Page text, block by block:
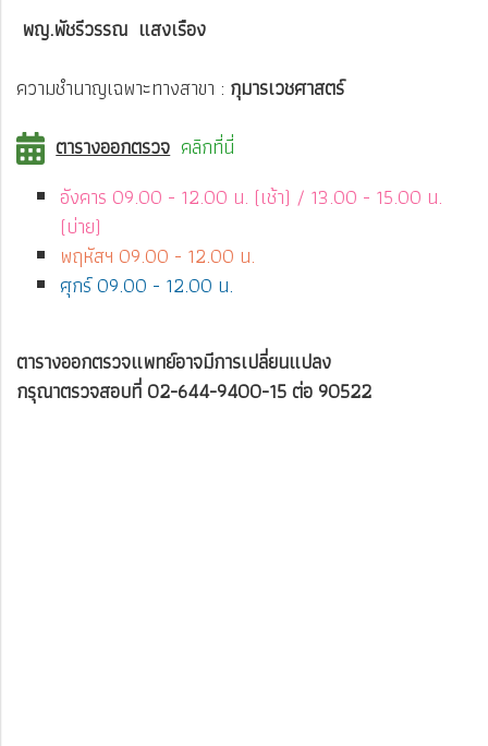
พญ.พัชรีวรรณ แสงเรือง
ความชำนาญเฉพาะทางสาขา : กุมารเวชศาสตร์
ตารางออกตรวจ คลิกที่นี่
อังคาร 09.00 - 12.00 น. (เช้า) / 13.00 - 15.00 น.
(บ่าย)
พฤหัสฯ 09.00 - 12.00 น.
ศุกร์ 09.00 - 12.00 น.
ตารางออกตรวจแพทย์อาจมีการเปลี่ยนแปลง
กรุณาตรวจสอบที่ 02-644-9400-15 ต่อ 90522